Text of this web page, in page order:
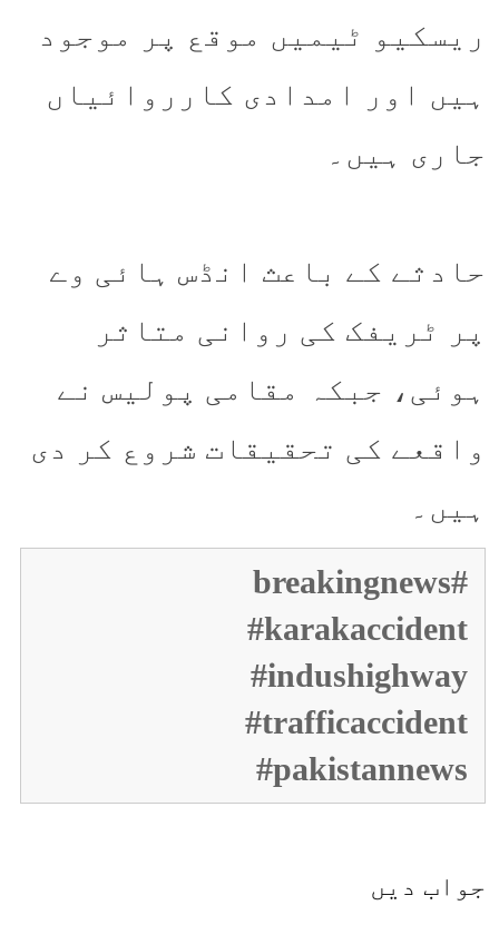
ریسکیو ٹیمیں موقع پر موجود
ہیں اور امدادی کارروائیاں
جاری ہیں۔
حادثے کے باعث انڈس ہائی وے
پر ٹریفک کی روانی متاثر
ہوئی، جبکہ مقامی پولیس نے
واقعے کی تحقیقات شروع کر دی
ہیں۔
#breakingnews
#karakaccident
#indushighway
#trafficaccident
#pakistannews
جواب دیں